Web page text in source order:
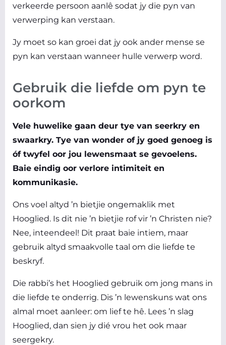
verkeerde persoon aanlê sodat jy die pyn van
verwerping kan verstaan.
Jy moet so kan groei dat jy ook ander mense se
pyn kan verstaan wanneer hulle verwerp word.
Gebruik die liefde om pyn te
oorkom
Vele huwelike gaan deur tye van seerkry en
swaarkry. Tye van wonder of jy goed genoeg is
óf twyfel oor jou lewensmaat se gevoelens.
Baie eindig oor verlore intimiteit en
kommunikasie.
Ons voel altyd ’n bietjie ongemaklik met
Hooglied. Is dit nie ’n bietjie rof vir ’n Christen nie?
Nee, inteendeel! Dit praat baie intiem, maar
gebruik altyd smaakvolle taal om die liefde te
beskryf.
Die rabbi’s het Hooglied gebruik om jong mans in
die liefde te onderrig. Dis ’n lewenskuns wat ons
almal moet aanleer: om lief te hê. Lees ’n slag
Hooglied, dan sien jy dié vrou het ook maar
seergekry.